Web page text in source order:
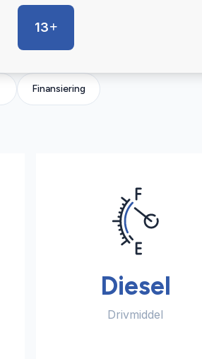
13
Finansiering
Diesel
Drivmiddel